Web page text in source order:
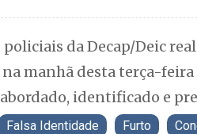
da Decap/Deic
manhã desta terça-feira
identificado e
Falsa Identidade Furto